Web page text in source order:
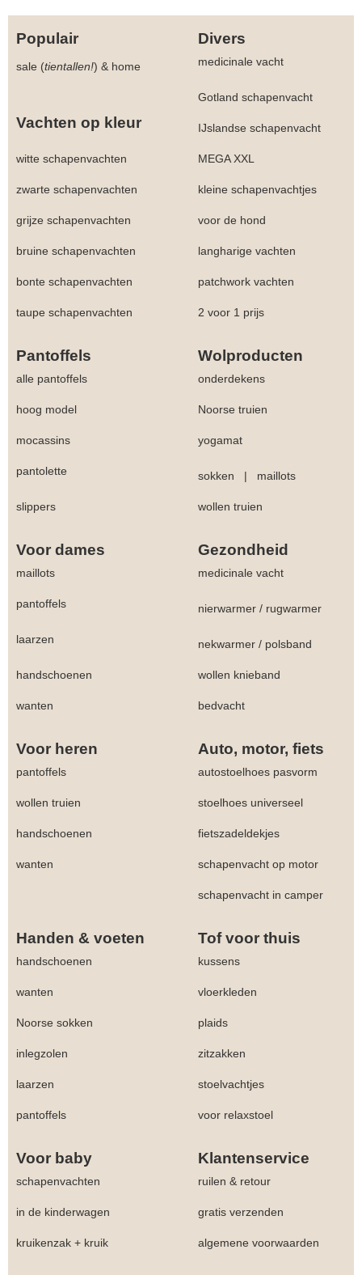
Populair Divers
sale (tientallen!) & home medicinale vacht
Gotland schapenvacht
Vachten op kleur IJslandse schapenvacht
witte schapenvachten MEGA XXL
zwarte schapenvachten kleine schapenvachtjes
grijze schapenvachten voor de hond
bruine schapenvachten langharige vachten
bonte schapenvachten patchwork vachten
taupe schapenvachten 2 voor 1 prijs
Pantoffels Wolproducten
alle pantoffels onderdekens
hoog model Noorse truien
mocassins yogamat
pantolette sokken | maillots
slippers wollen truien
Voor dames Gezondheid
maillots medicinale vacht
pantoffels nierwarmer / rugwarmer
laarzen nekwarmer / polsband
handschoenen wollen knieband
wanten bedvacht
Voor heren Auto, motor, fiets
pantoffels autostoelhoes pasvorm
wollen truien stoelhoes universeel
handschoenen fietszadeldekjes
wanten schapenvacht op motor
schapenvacht in camper
Handen & voeten Tof voor thuis
handschoenen kussens
wanten vloerkleden
Noorse sokken plaids
inlegzolen zitzakken
laarzen stoelvachtjes
pantoffels voor relaxstoel
Voor baby Klantenservice
schapenvachten ruilen & retour
in de kinderwagen gratis verzenden
kruikenzak + kruik algemene voorwaarden